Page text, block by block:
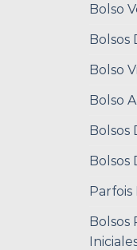
Bolso
Bolsos
Bolso
Bolso
Bolsos
Bolsos
Parfois
Bolsos